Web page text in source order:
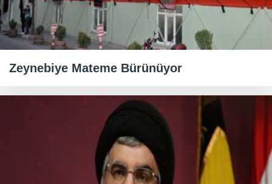
Zeynebiye Mateme Bürünüyor